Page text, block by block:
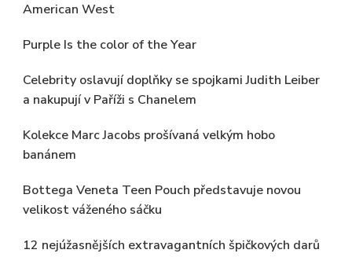
American West
Purple Is the color of the Year
Celebrity oslavují doplňky se spojkami Judith Leiber
a nakupují v Paříži s Chanelem
Kolekce Marc Jacobs prošívaná velkým hobo
banánem
Bottega Veneta Teen Pouch představuje novou
velikost váženého sáčku
12 nejúžasnějších extravagantních špičkových darů